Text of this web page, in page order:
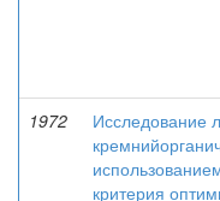
1972
Исследование
критерия